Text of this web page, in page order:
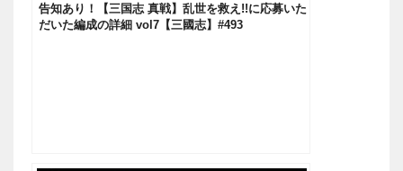
告知あり！【三国志 真戦】乱世を救え!!に応募いた
だいた編成の詳細 vol7【三國志】#493